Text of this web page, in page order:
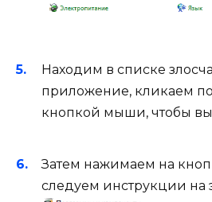
Находим в списке
приложение, кликаем
кнопкой мыши, чтобы
Затем нажимаем на
следуем инструкции на